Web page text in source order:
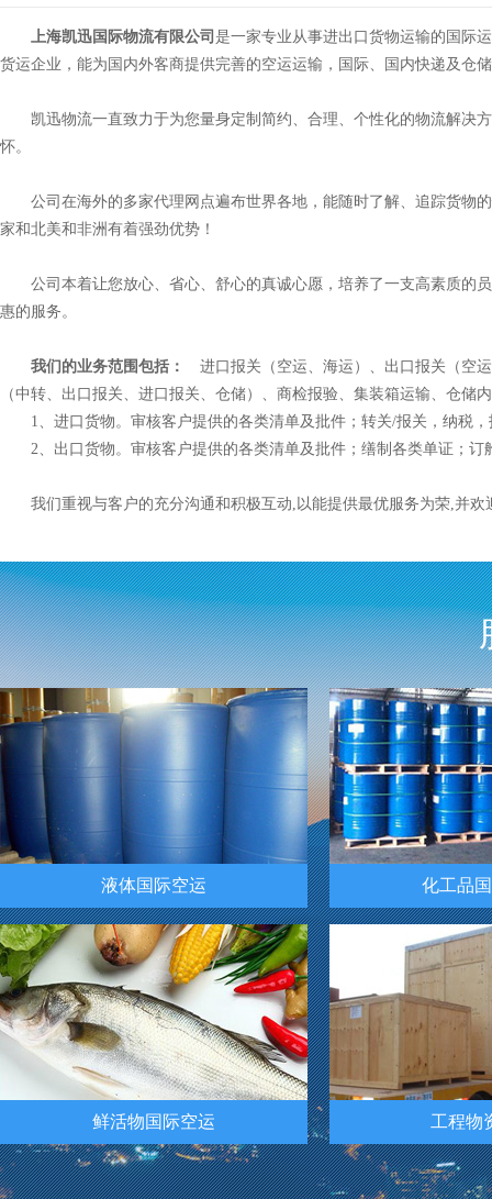
上海凯迅国际物流有限公司 是一家专业从事进出口货物运输的国际
货运企业，能为国内外客商提供完善的空运运输，国际、国内快递及仓
凯迅物流一直致力于为您量身定制简约、合理、个性化的物流解决方
怀。
公司在海外的多家代理网点遍布世界各地，能随时了解、追踪货物的
家和北美和非洲有着强劲优势！
公司本着让您放心、省心、舒心的真诚心愿，培养了一支高素质的员
惠的服务。
我们的业务范围包括：
进口报关（空运、海运）、出口报关（空
（中转、出口报关、进口报关、仓储）、商检报验、集装箱运输、仓储
1、进口货物。审核客户提供的各类清单及批件；转关/报关，纳税，
2、出口货物。审核客户提供的各类清单及批件；缮制各类单证；订
我们重视与客户的充分沟通和积极互动,以能提供最优服务为荣,并欢
液体国际空运 化工品
鲜活物国际空运 工程物